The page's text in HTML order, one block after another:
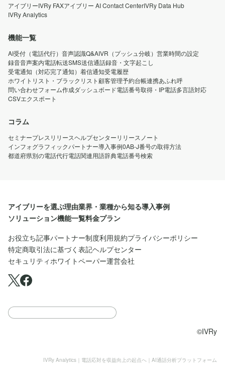
IVRy Analytics｜電話応対を収益向上の起点へ｜AI通話分析プラットフォーム
アイブリーIVRy FAXアイブリー AI Contact CenterIVRy Data Hub
IVRy Analytics
機能一覧
AI受付（電話代行） 音声認識Q&AIVR（プッシュ分岐） 営業時間の設定
録音音声案内電話転送SMS送信通話録音・文字起こし
受電通知（対応完了通知） 着信通知受電履歴
ホワイトリスト・ブラックリスト 顧客管理予約台帳連携あふれ呼
問い合わせフォーム作成ダッシュボード電話番号取得・IP電話多言語対応
CSVエクスポート
コラム
セミナープレスリリースヘルプセンターリリースノート
インフォグラフィックパートナー導入事例0AB-J番号の取得方法
都道府県別の電話代行電話関連用語辞典電話番号検索
アイブリーを選ぶ理由業界・業種から知る導入事例
ソリューション機能一覧料金プラン
お役立ち記事パートナー制度利用規約プライバシーポリシー
特定商取引法に基づく表記ヘルプセンター
セキュリティホワイトペーパー運営会社
©IVRy